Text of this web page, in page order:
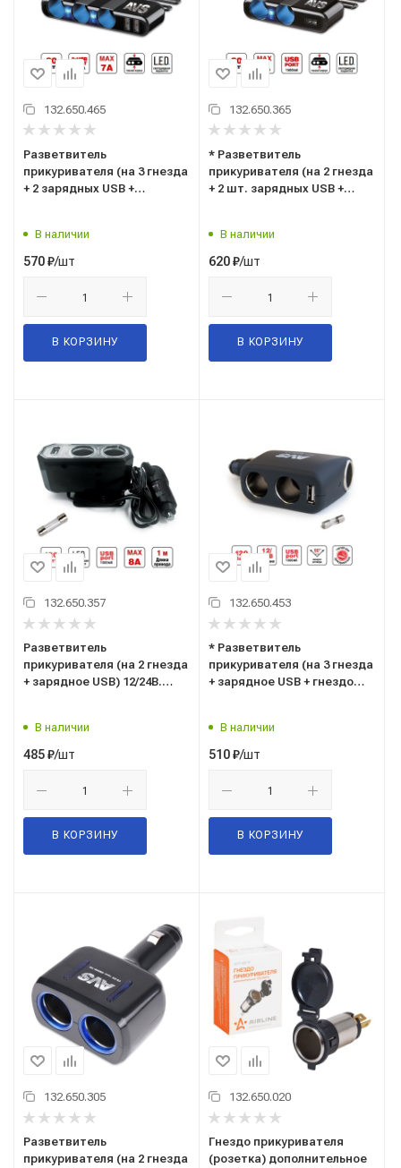
132.650.465
Разветвитель
прикуривателя (на 3 гнезда
+ 2 зарядных USB +
В наличии
570₽/шт
В КОРЗИНУ
132.650.365
* Разветвитель
прикуривателя (на 2 гнезда
+ 2 шт. зарядных USB +
В наличии
620₽/шт
В КОРЗИНУ
132.650.357
Разветвитель
прикуривателя (на 2 гнезда
+ зарядное USB) 12/24В.
В наличии
485₽/шт
В КОРЗИНУ
132.650.453
* Разветвитель
прикуривателя (на 3 гнезда
+ зарядное USB + гнездо
В наличии
510₽/шт
В КОРЗИНУ
132.650.305
Разветвитель
прикуривателя (на 2 гнезда
132.650.020
Гнездо прикуривателя
(розетка) дополнительное